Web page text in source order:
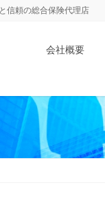
信頼の総合保険代理店
会社概要